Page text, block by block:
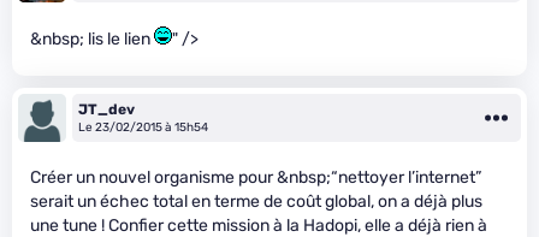
&nbsp; lis le lien " />
JT_dev
Le 23/02/2015 à 15h54
Créer un nouvel organisme pour &nbsp;“nettoyer l’internet”
serait un échec total en terme de coût global, on a déjà plus
une tune ! Confier cette mission à la Hadopi, elle a déjà rien à